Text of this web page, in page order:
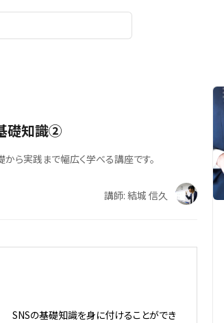
礎知識②
ら実践まで幅広く学べる講座です。
講師: 結城 信久
SNSの基礎知識を身に付けることができ